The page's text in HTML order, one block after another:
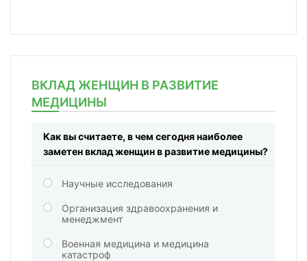
ВКЛАД ЖЕНЩИН В РАЗВИТИЕ
МЕДИЦИНЫ
Как вы считаете, в чем сегодня наиболее
заметен вклад женщин в развитие медицины?
Научные исследования
Организация здравоохранения и
менеджмент
Военная медицина и медицина
катастроф